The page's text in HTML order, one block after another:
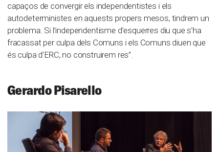
capaços de convergir els independentistes i els
autodeterministes en aquests propers mesos, tindrem un
problema. Si l’independentisme d’esquerres diu que s’ha
fracassat per culpa dels Comuns i els Comuns diuen que
és culpa d’ERC, no construirem res”.
Gerardo Pisarello